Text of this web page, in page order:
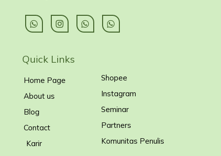
Quick Links
Home Page
About us
Blog
Contact
Karir
Shopee
Instagram
Seminar
Partners
Komunitas Penulis